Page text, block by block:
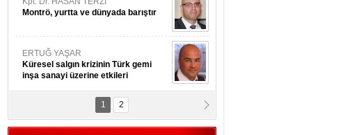
Montrö, yurtta ve dünyada barıştır
ERTUĞ YAŞAR
Küresel salgın krizinin Türk gemi
inşa sanayi üzerine etkileri
Kpt. MESUT AZMİ GÖKSOY
ithafen...
1 2